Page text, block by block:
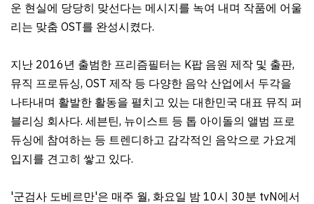
운 현실에 당당히 맞선다는 메시지를 녹여 내며 작품에 어울
리는 맞춤 OST를 완성시켰다.
지난 2016년 출범한 프리즘필터는 K팝 음원 제작 및 출판,
뮤직 프로듀싱, OST 제작 등 다양한 음악 산업에서 두각을
나타내며 활발한 활동을 펼치고 있는 대한민국 대표 뮤직 퍼
블리싱 회사다. 세븐틴, 뉴이스트 등 톱 아이돌의 앨범 프로
듀싱에 참여하는 등 트렌디하고 감각적인 음악으로 가요계
입지를 견고히 쌓고 있다.
'군검사 도베르만'은 매주 월, 화요일 밤 10시 30분 tvN에서